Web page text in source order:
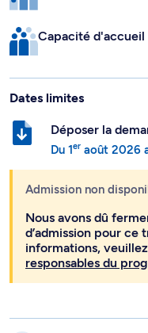
Capacité
Dates limites
Déposer la
Du 1er août 2026
Admission non
Nous avons dû
d’admission pour ce
informations,
responsables du